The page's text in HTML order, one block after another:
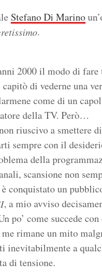
Stefano Di Marino
.
2000 il modo di
di vederne una
come di un
della TV. Però…
riuscivo a smettere
sempre con il
della
scansione non
conquistato un
, a mio avviso
po’ come succede
rimane un mito
inevitabilmente a
di tensione.